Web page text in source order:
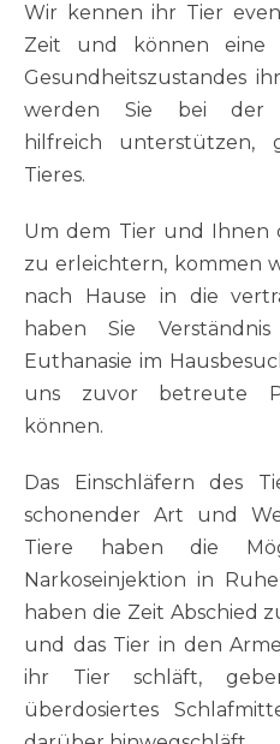
Wir kennen ihr Tier
Zeit und können eine
Gesundheitszustandes
werden Sie bei der
hilfreich unterstützen,
Tieres.
Um dem Tier und Ihnen
zu erleichtern, kommen
nach Hause in die
haben Sie
Euthanasie im
uns zuvor betreute
können.
Das Einschläfern des
schonender Art und
Tiere haben die
Narkoseinjektion in
haben die Zeit Abschied
und das Tier in den
ihr Tier schläft,
überdosiertes